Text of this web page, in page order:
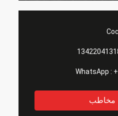
WhatsApp :
مخاطب